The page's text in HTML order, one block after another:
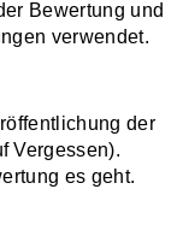
Bewertung und
verwendet.
der
Vergessen).
es geht.